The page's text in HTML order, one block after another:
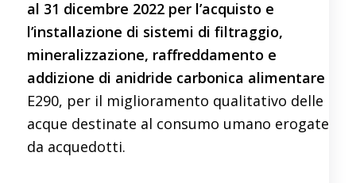
al 31 dicembre 2022 per l’acquisto e
l’installazione di sistemi di filtraggio,
mineralizzazione, raffreddamento e
addizione di anidride carbonica alimentare
E290, per il miglioramento qualitativo delle
acque destinate al consumo umano erogate
da acquedotti.